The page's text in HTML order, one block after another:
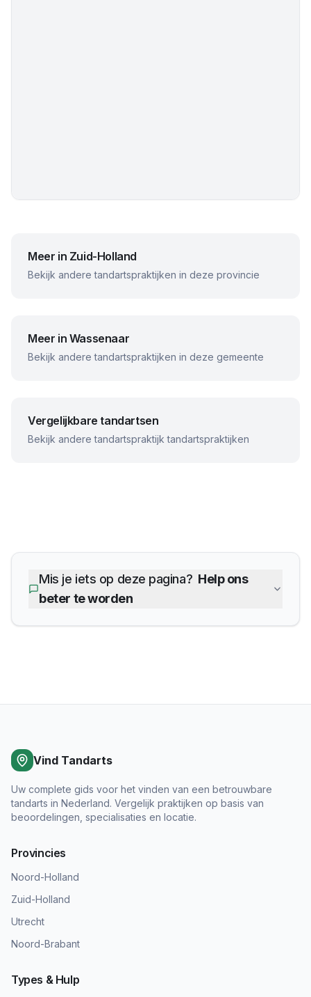
Meer in Zuid-Holland
Bekijk andere tandartspraktijken in deze provincie
Meer in Wassenaar
Bekijk andere tandartspraktijken in deze gemeente
Vergelijkbare tandartsen
Bekijk anderetandartspraktijk tandartspraktijken
Mis je iets op deze pagina? Help ons
beter te worden
Vind Tandarts
Uw complete gids voor het vinden van een betrouwbare
tandarts in Nederland. Vergelijk praktijken op basis van
beoordelingen, specialisaties en locatie.
Provincies
Noord-Holland
Zuid-Holland
Utrecht
Noord-Brabant
Types & Hulp